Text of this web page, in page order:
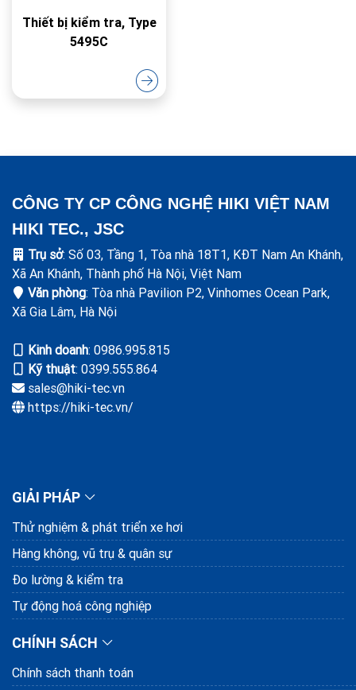
Thiết bị kiểm tra, Type
5495C
CÔNG TY CP CÔNG NGHỆ HIKI VIỆT NAM
HIKI TEC., JSC
Trụ sở: Số 03, Tầng 1, Tòa nhà 18T1, KĐT Nam An Khánh,
Xã An Khánh, Thành phố Hà Nội, Việt Nam
Văn phòng: Tòa nhà Pavilion P2, Vinhomes Ocean Park,
Xã Gia Lâm, Hà Nội
Kinh doanh: ‭0986.995.815
Kỹ thuật: 0399.555.864
sales@hiki-tec.vn
https://hiki-tec.vn/
GIẢI PHÁP
Thử nghiệm & phát triển xe hơi
Hàng không, vũ trụ & quân sự
Đo lường & kiểm tra
Tự động hoá công nghiệp
CHÍNH SÁCH
Chính sách thanh toán